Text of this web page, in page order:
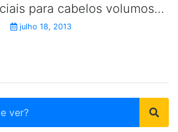
Cuidados especiais para cabelos volumosos.
julho 18, 2013